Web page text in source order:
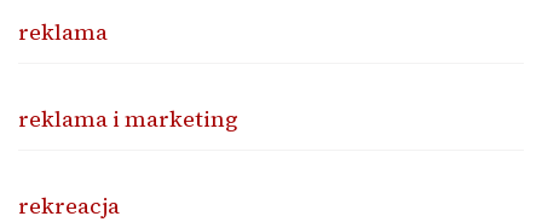
reklama
reklama i marketing
rekreacja